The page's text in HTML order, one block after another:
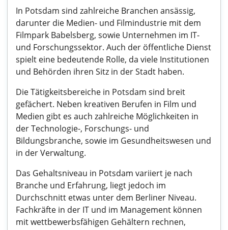
In Potsdam sind zahlreiche Branchen ansässig,
darunter die Medien- und Filmindustrie mit dem
Filmpark Babelsberg, sowie Unternehmen im IT-
und Forschungssektor. Auch der öffentliche Dienst
spielt eine bedeutende Rolle, da viele Institutionen
und Behörden ihren Sitz in der Stadt haben.
Die Tätigkeitsbereiche in Potsdam sind breit
gefächert. Neben kreativen Berufen in Film und
Medien gibt es auch zahlreiche Möglichkeiten in
der Technologie-, Forschungs- und
Bildungsbranche, sowie im Gesundheitswesen und
in der Verwaltung.
Das Gehaltsniveau in Potsdam variiert je nach
Branche und Erfahrung, liegt jedoch im
Durchschnitt etwas unter dem Berliner Niveau.
Fachkräfte in der IT und im Management können
mit wettbewerbsfähigen Gehältern rechnen,